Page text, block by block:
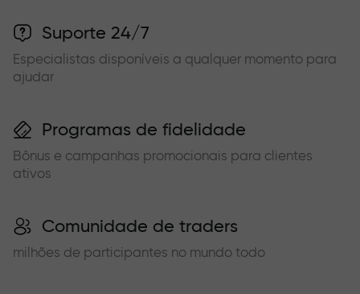
Suporte 24/7
Especialistas disponíveis a qualquer momento para
ajudar
Programas de fidelidade
Bônus e campanhas promocionais para clientes
ativos
Comunidade de traders
milhões de participantes no mundo todo